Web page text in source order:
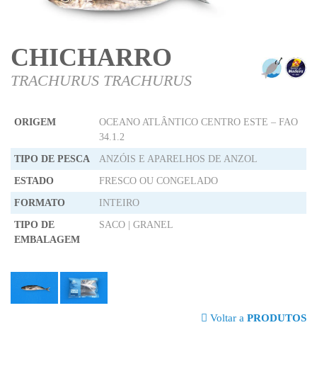
CHICHARRO
TRACHURUS TRACHURUS
ORIGEM
OCEANO ATLÂNTICO CENTRO ESTE – FAO
34.1.2
TIPO DE PESCA ANZÓIS E APARELHOS DE ANZOL
ESTADO FRESCO OU CONGELADO
FORMATO INTEIRO
TIPO DE
EMBALAGEM
SACO | GRANEL
Voltar a PRODUTOS